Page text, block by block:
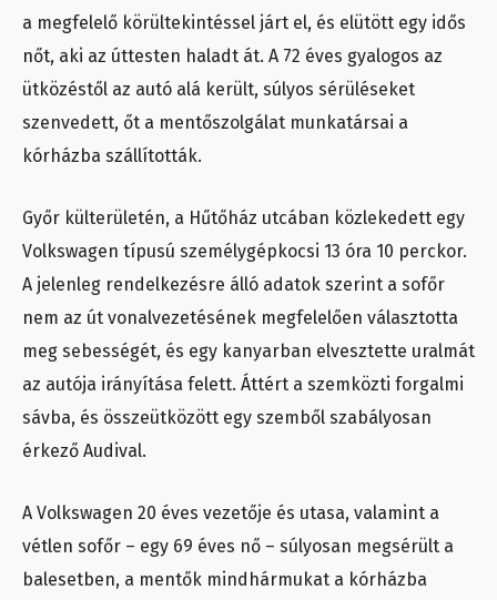
a megfelelő körültekintéssel járt el, és elütött egy idős
nőt, aki az úttesten haladt át. A 72 éves gyalogos az
ütközéstől az autó alá került, súlyos sérüléseket
szenvedett, őt a mentőszolgálat munkatársai a
kórházba szállították.
Győr külterületén, a Hűtőház utcában közlekedett egy
Volkswagen típusú személygépkocsi 13 óra 10 perckor.
A jelenleg rendelkezésre álló adatok szerint a sofőr
nem az út vonalvezetésének megfelelően választotta
meg sebességét, és egy kanyarban elvesztette uralmát
az autója irányítása felett. Áttért a szemközti forgalmi
sávba, és összeütközött egy szemből szabályosan
érkező Audival.
A Volkswagen 20 éves vezetője és utasa, valamint a
vétlen sofőr – egy 69 éves nő – súlyosan megsérült a
balesetben, a mentők mindhármukat a kórházba